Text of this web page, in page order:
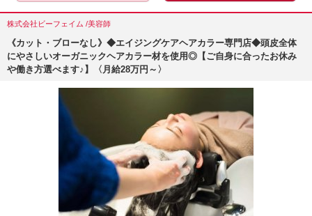
株式会社ビーフェイム /美容師
《カット・ブローなし》◆エイジングケアヘアカラー専門店◆頭皮全体
にやさしいオーガニックヘアカラー材を使用◎【ご自身に合ったお休み
や働き方選べます♪】〈月給28万円～〉